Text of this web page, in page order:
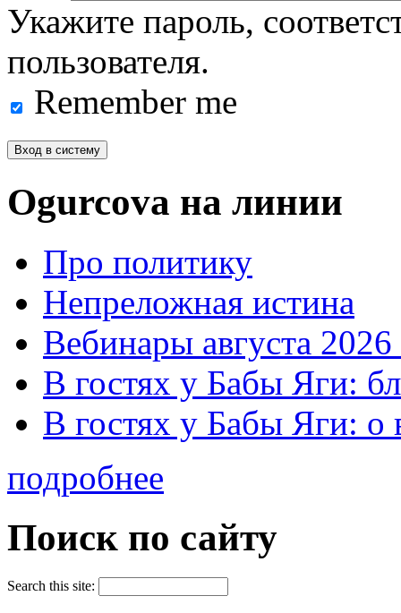
Укажите пароль,
пользователя.
Remember me
Ogurcova на линии
Про политику
Непреложная истина
Вебинары августа 2026
В гостях у Бабы Яги:
В гостях у Бабы Яги:
подробнее
Поиск по сайту
Search this site: